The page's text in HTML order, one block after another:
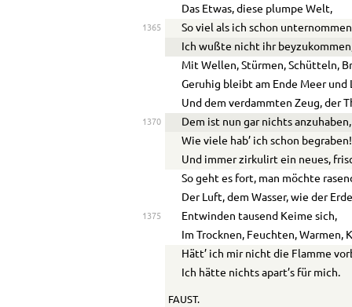
Das Etwas, diese plumpe Welt,
1365
So viel als ich schon unternommen
Ich wußte nicht ihr
Mit Wellen, Stürmen, Schütteln,
Geruhig bleibt am Ende Meer und
Und dem verdammten Zeug, der
1370
Dem ist nun gar nichts anzuhaben,
Wie viele hab’ ich schon begraben!
Und immer zirkulirt ein neues,
So geht es fort, man möchte
Der Luft, dem Wasser, wie der
1375
Entwinden tausend Keime sich,
Im Trocknen, Feuchten, Warmen,
Hätt’ ich mir nicht die Flamme
Ich hätte nichts apart’s für mich.
FAUST.